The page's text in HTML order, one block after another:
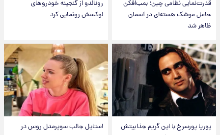
قدرت‌نمایی نظامی چین؛ بمب‌افکن
حامل موشک هسته‌ای در آسمان
ظاهر شد
رونالدو از گنجینه خودروهای
لوکسش رونمایی کرد
پوریا پورسرخ با این گریم جذابیتش
استایل جالب سوپرمدل روس در